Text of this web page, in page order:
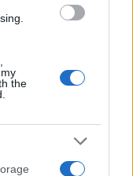
the